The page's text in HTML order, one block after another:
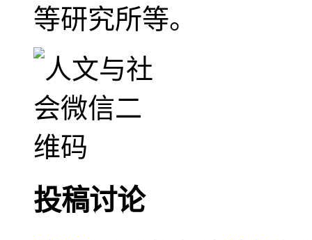
等研究所等。
投稿讨论